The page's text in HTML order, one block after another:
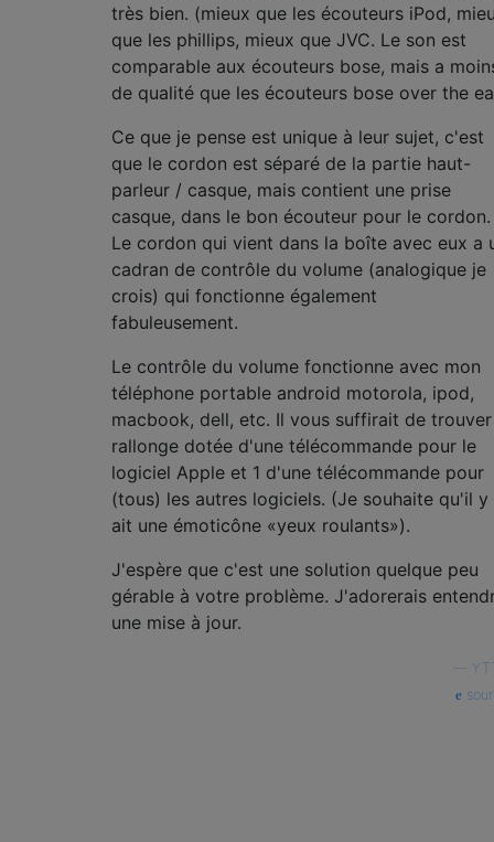
très bien. (mieux que les écouteurs iPod,
que les phillips, mieux que JVC. Le son est
comparable aux écouteurs bose, mais a
de qualité que les écouteurs bose over the
Ce que je pense est unique à leur sujet, c'est
que le cordon est séparé de la partie haut-
parleur / casque, mais contient une prise
casque, dans le bon écouteur pour le cordon.
Le cordon qui vient dans la boîte avec eux a
cadran de contrôle du volume (analogique je
crois) qui fonctionne également
fabuleusement.
Le contrôle du volume fonctionne avec mon
téléphone portable android motorola, ipod,
macbook, dell, etc. Il vous suffirait de trouver
rallonge dotée d'une télécommande pour le
logiciel Apple et 1 d'une télécommande pour
(tous) les autres logiciels. (Je souhaite qu'il y
ait une émoticône «yeux roulants»).
J'espère que c'est une solution quelque peu
gérable à votre problème. J'adorerais
une mise à jour.